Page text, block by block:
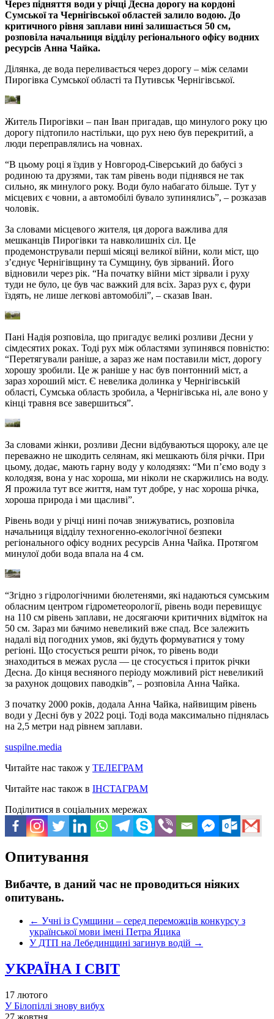
Через підняття води у річці Десна дорогу на кордоні
Сумської та Чернігівської областей залило водою. До
критичного рівня заплави нині залишається 50 см,
розповіла начальниця відділу регіонального офісу водних
ресурсів Анна Чайка.
Ділянка, де вода переливається через дорогу – між селами
Пирогівка Сумської області та Путивськ Чернігівської.
Житель Пирогівки – пан Іван пригадав, що минулого року цю
дорогу підтопило настільки, що рух нею був перекритий, а
люди переправлялись на човнах.
“В цьому році я їздив у Новгород-Сіверський до бабусі з
родиною та друзями, так там рівень води піднявся не так
сильно, як минулого року. Води було набагато більше. Тут у
місцевих є човни, а автомобілі бувало зупинялись”, – розказав
чоловік.
За словами місцевого жителя, ця дорога важлива для
мешканців Пирогівки та навколишніх сіл. Це
продемонстрували перші місяці великої війни, коли міст, що
з’єднує Чернігівщину та Сумщину, був зірваний. Його
відновили через рік. “На початку війни міст зірвали і руху
туди не було, це був час важкий для всіх. Зараз рух є, фури
їздять, не лише легкові автомобілі”, – сказав Іван.
Пані Надія розповіла, що пригадує великі розливи Десни у
сімдесятих роках. Тоді рух між областями зупинявся повністю:
“Перетягували раніше, а зараз же нам поставили міст, дорогу
хорошу зробили. Це ж раніше у нас був понтонний міст, а
зараз хороший міст. Є невелика долинка у Чернігівській
області, Сумська область зробила, а Чернігівська ні, але воно у
кінці травня все завершиться”.
За словами жінки, розливи Десни відбуваються щороку, але це
переважно не шкодить селянам, які мешкають біля річки. При
цьому, додає, мають гарну воду у колодязях: “Ми п’ємо воду з
колодязя, вона у нас хороша, ми ніколи не скаржились на воду.
Я прожила тут все життя, нам тут добре, у нас хороша річка,
хороша природа і ми щасливі”.
Рівень води у річці нині почав знижуватись, розповіла
начальниця відділу техногенно-екологічної безпеки
регіонального офісу водних ресурсів Анна Чайка. Протягом
минулої доби вода впала на 4 см.
“Згідно з гідрологічними бюлетенями, які надаються сумським
обласним центром гідрометеорології, рівень води перевищує
на 110 см рівень заплави, не досягаючи критичних відміток на
50 см. Зараз ми бачимо невеликий вже спад. Все залежить
надалі від погодних умов, які будуть формуватися у тому
регіоні. Що стосується решти річок, то рівень води
знаходиться в межах русла — це стосується і приток річки
Десна. До кінця весняного періоду можливий ріст невеликий
за рахунок дощових паводків”, – розповіла Анна Чайка.
З початку 2000 років, додала Анна Чайка, найвищим рівень
води у Десні був у 2022 році. Тоді вода максимально піднялась
на 2,5 метри над рівнем заплави.
suspilne.media
Читайте нас також у ТЕЛЕГРАМ
Читайте нас також в ІНСТАГРАМ
Поділитися в соціальних мережах
Опитування
Вибачте, в даний час не проводиться ніяких
опитувань.
← Учні із Сумщини – серед переможців конкурсу з
української мови імені Петра Яцика
У ДТП на Лебединщині загинув водій →
УКРАЇНА І СВІТ
17 лютого
У Білопіллі знову вибух